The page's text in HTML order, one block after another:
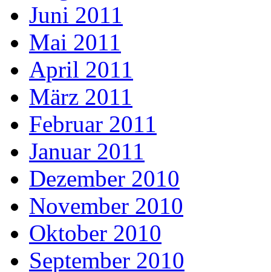
Juni 2011
Mai 2011
April 2011
März 2011
Februar 2011
Januar 2011
Dezember 2010
November 2010
Oktober 2010
September 2010